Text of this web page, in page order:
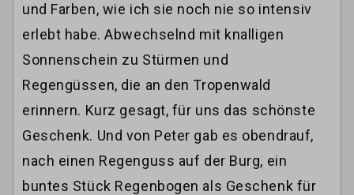
und Farben, wie ich sie noch nie so intensiv
erlebt habe. Abwechselnd mit knalligen
Sonnenschein zu Stürmen und
Regengüssen, die an den Tropenwald
erinnern. Kurz gesagt, für uns das schönste
Geschenk. Und von Peter gab es obendrauf,
nach einen Regenguss auf der Burg, ein
buntes Stück Regenbogen als Geschenk für